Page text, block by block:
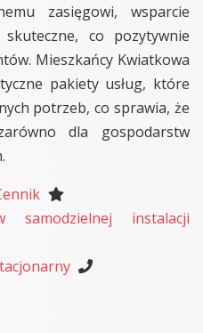
zasięgowi, wsparcie
co pozytywnie
Mieszkańcy Kwiatkowa
pakiety usług, które
potrzeb, co sprawia, że
dla gospodarstw
samodzielnej instalacji